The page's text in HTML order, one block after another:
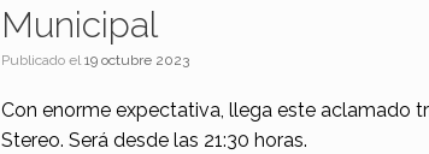
Municipal
Publicado el19 octubre 2023
Con enorme expectativa, llega este aclamado
Stereo. Será desde las 21:30 horas.